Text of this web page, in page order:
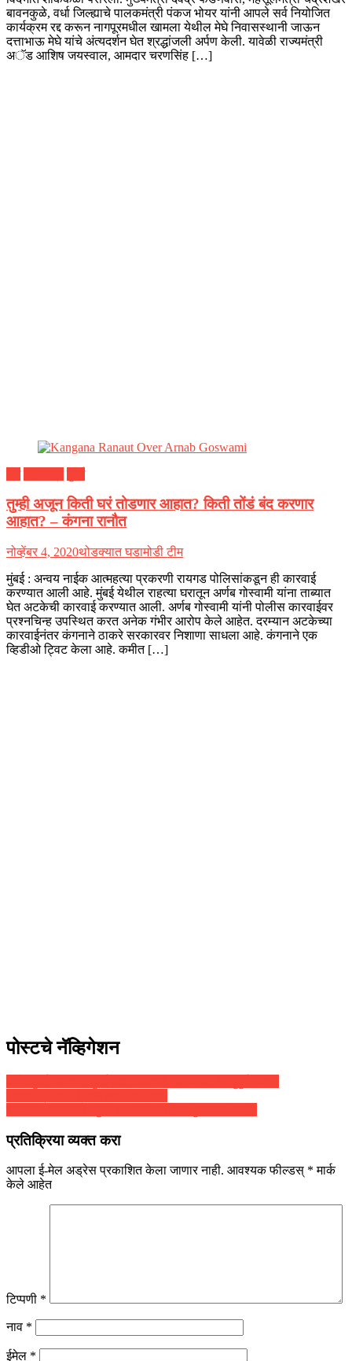
बावनकुळे, वर्धा जिल्ह्याचे पालकमंत्री पंकज भोयर यांनी आपले सर्व नियोजित
कार्यक्रम रद्द करून नागपूरमधील खामला येथील मेघे निवासस्थानी जाऊन
दत्ताभाऊ मेघे यांचे अंत्यदर्शन घेत श्रद्धांजली अर्पण केली. यावेळी राज्यमंत्री
अॅड आशिष जयस्वाल, आमदार चरणसिंह […]
तुम्ही अजून किती घरं तोडणार आहात? किती तोंडं बंद करणार
आहात? – कंगना रानौत
नोव्हेंबर 4, 2020थोडक्यात घडामोडी टीम
मुंबई : अन्वय नाईक आत्महत्या प्रकरणी रायगड पोलिसांकडून ही कारवाई
करण्यात आली आहे. मुंबई येथील राहत्या घरातून अर्णब गोस्वामी यांना ताब्यात
घेत अटकेची कारवाई करण्यात आली. अर्णब गोस्वामी यांनी पोलीस कारवाईवर
प्रश्नचिन्ह उपस्थित करत अनेक गंभीर आरोप केले आहेत. दरम्यान अटकेच्या
कारवाईनंतर कंगनाने ठाकरे सरकारवर निशाणा साधला आहे. कंगनाने एक
व्हिडीओ ट्विट केला आहे. कमीत […]
पोस्टचे नॅव्हिगेशन
प्रतिक्रिया व्यक्त करा
आपला ई-मेल अड्रेस प्रकाशित केला जाणार नाही. आवश्यक फील्डस् * मार्क
केले आहेत
टिप्पणी *
नाव *
ईमेल *